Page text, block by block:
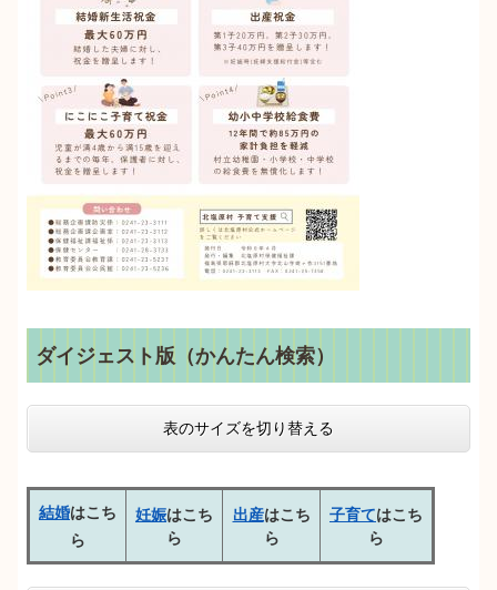
ダイジェスト版（かんたん検索）
表のサイズを切り替える
結婚はこち
ら
妊娠はこち
ら
出産はこち
ら
子育てはこち
ら